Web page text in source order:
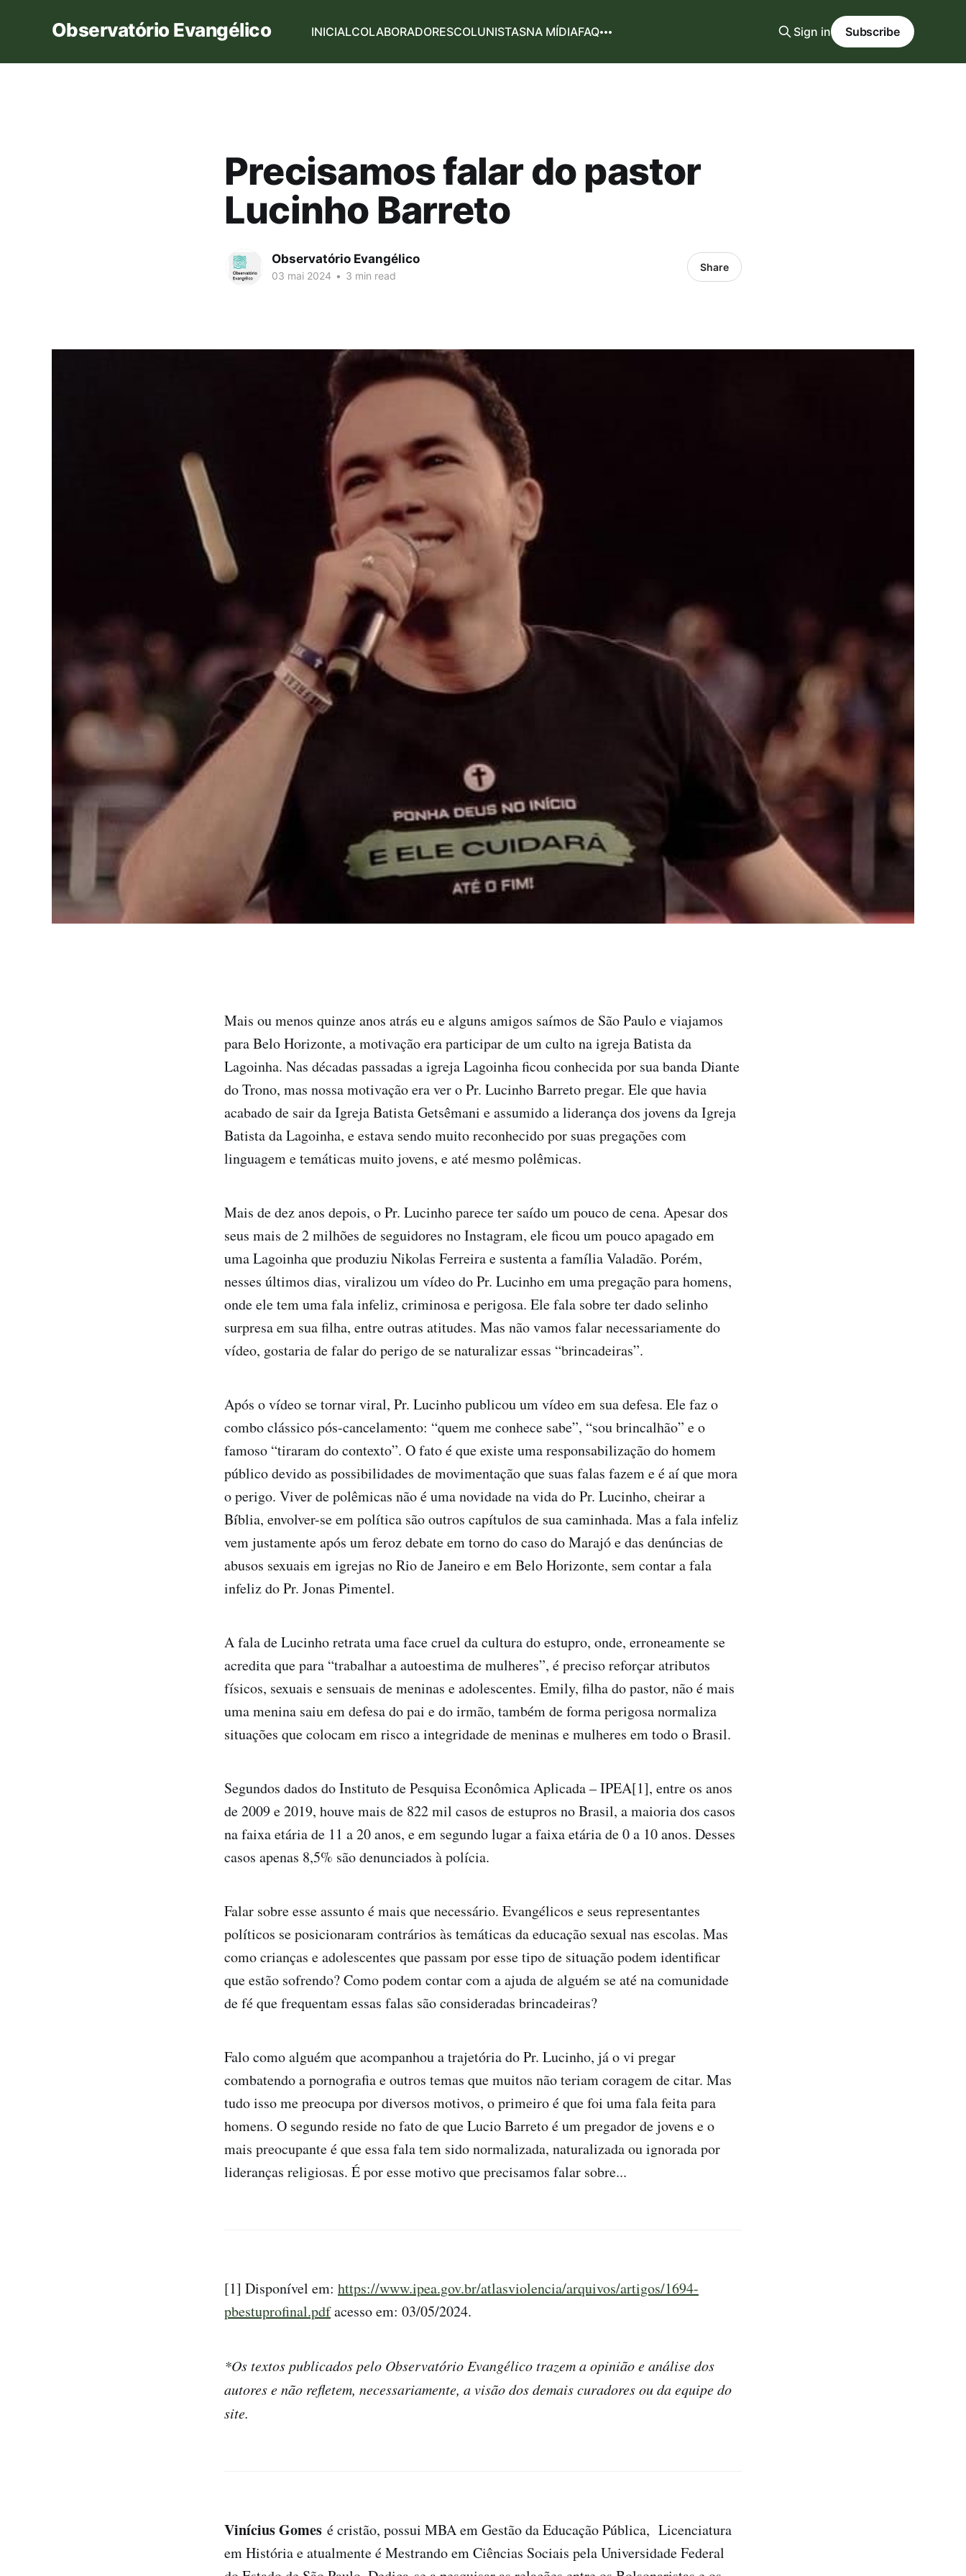
Observatório Evangélico INICIALCOLABORADORESCOLUNISTASNA MÍDIAFAQ Sign in Subscribe
Precisamos falar do pastor
Lucinho Barreto
Observatório Evangélico
03 mai 2024 • 3 min read
Share
Mais ou menos quinze anos atrás eu e alguns amigos saímos de São Paulo e viajamos
para Belo Horizonte, a motivação era participar de um culto na igreja Batista da
Lagoinha. Nas décadas passadas a igreja Lagoinha ficou conhecida por sua banda Diante
do Trono, mas nossa motivação era ver o Pr. Lucinho Barreto pregar. Ele que havia
acabado de sair da Igreja Batista Getsêmani e assumido a liderança dos jovens da Igreja
Batista da Lagoinha, e estava sendo muito reconhecido por suas pregações com
linguagem e temáticas muito jovens, e até mesmo polêmicas.
Mais de dez anos depois, o Pr. Lucinho parece ter saído um pouco de cena. Apesar dos
seus mais de 2 milhões de seguidores no Instagram, ele ficou um pouco apagado em
uma Lagoinha que produziu Nikolas Ferreira e sustenta a família Valadão. Porém,
nesses últimos dias, viralizou um vídeo do Pr. Lucinho em uma pregação para homens,
onde ele tem uma fala infeliz, criminosa e perigosa. Ele fala sobre ter dado selinho
surpresa em sua filha, entre outras atitudes. Mas não vamos falar necessariamente do
vídeo, gostaria de falar do perigo de se naturalizar essas “brincadeiras”.
Após o vídeo se tornar viral, Pr. Lucinho publicou um vídeo em sua defesa. Ele faz o
combo clássico pós-cancelamento: “quem me conhece sabe”, “sou brincalhão” e o
famoso “tiraram do contexto”. O fato é que existe uma responsabilização do homem
público devido as possibilidades de movimentação que suas falas fazem e é aí que mora
o perigo. Viver de polêmicas não é uma novidade na vida do Pr. Lucinho, cheirar a
Bíblia, envolver-se em política são outros capítulos de sua caminhada. Mas a fala infeliz
vem justamente após um feroz debate em torno do caso do Marajó e das denúncias de
abusos sexuais em igrejas no Rio de Janeiro e em Belo Horizonte, sem contar a fala
infeliz do Pr. Jonas Pimentel.
A fala de Lucinho retrata uma face cruel da cultura do estupro, onde, erroneamente se
acredita que para “trabalhar a autoestima de mulheres”, é preciso reforçar atributos
físicos, sexuais e sensuais de meninas e adolescentes. Emily, filha do pastor, não é mais
uma menina saiu em defesa do pai e do irmão, também de forma perigosa normaliza
situações que colocam em risco a integridade de meninas e mulheres em todo o Brasil.
Segundos dados do Instituto de Pesquisa Econômica Aplicada – IPEA[1], entre os anos
de 2009 e 2019, houve mais de 822 mil casos de estupros no Brasil, a maioria dos casos
na faixa etária de 11 a 20 anos, e em segundo lugar a faixa etária de 0 a 10 anos. Desses
casos apenas 8,5% são denunciados à polícia.
Falar sobre esse assunto é mais que necessário. Evangélicos e seus representantes
políticos se posicionaram contrários às temáticas da educação sexual nas escolas. Mas
como crianças e adolescentes que passam por esse tipo de situação podem identificar
que estão sofrendo? Como podem contar com a ajuda de alguém se até na comunidade
de fé que frequentam essas falas são consideradas brincadeiras?
Falo como alguém que acompanhou a trajetória do Pr. Lucinho, já o vi pregar
combatendo a pornografia e outros temas que muitos não teriam coragem de citar. Mas
tudo isso me preocupa por diversos motivos, o primeiro é que foi uma fala feita para
homens. O segundo reside no fato de que Lucio Barreto é um pregador de jovens e o
mais preocupante é que essa fala tem sido normalizada, naturalizada ou ignorada por
lideranças religiosas. É por esse motivo que precisamos falar sobre...
[1] Disponível em: https://www.ipea.gov.br/atlasviolencia/arquivos/artigos/1694-
pbestuprofinal.pdfacesso em: 03/05/2024.
*Os textos publicados pelo Observatório Evangélico trazem a opinião e análise dos
autores e não refletem, necessariamente, a visão dos demais curadores ou da equipe do
site.
Vinícius Gomes é cristão, possui MBA em Gestão da Educação Pública, Licenciatura
em História e atualmente é Mestrando em Ciências Sociais pela Universidade Federal